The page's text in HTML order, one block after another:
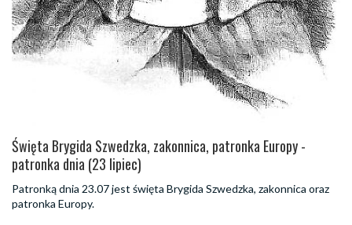
Święta Brygida Szwedzka, zakonnica, patronka Europy -
patronka dnia (23 lipiec)
Patronką dnia 23.07 jest święta Brygida Szwedzka, zakonnica oraz
patronka Europy.